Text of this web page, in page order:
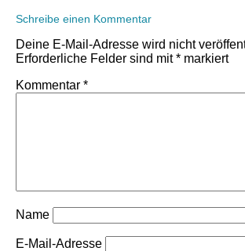
Schreibe einen Kommentar
Deine E-Mail-Adresse wird nicht
Erforderliche Felder sind mit* markiert
Kommentar *
Name
E-Mail-Adresse